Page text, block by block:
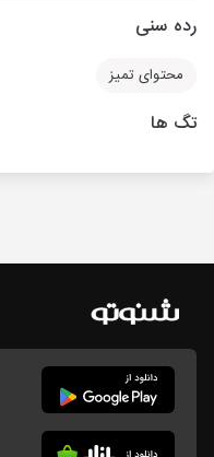
رده سنی
محتوای تمیز
تگ ها